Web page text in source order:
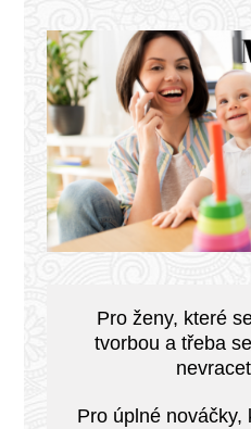
Pro ženy, které
tvorbou a třeba
Pro úplné nováčky,